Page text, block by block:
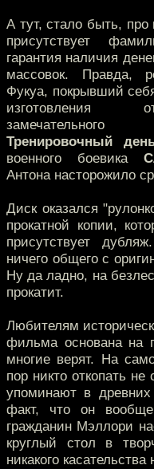
А тут, стало быть,
присутствует
гарантия наличия
массовок. Правда,
Фукуа, покрывший
изготовления
Тренировочный
военного боевика
Антона насторожило
Диск оказался
прокатной копии,
присутствует
ничего общего с
Ну да ладно, на
прокатит.
Любителям
фильма основана на
многие верят. На
пор никто откопать
упоминают в
факт, что он
гражданин Мэллори
круглый стол в
никакого